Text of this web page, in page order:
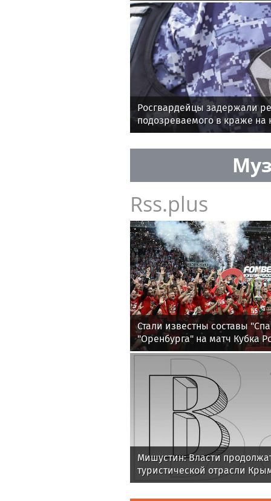
Росгвардейцы задержали
подозреваемого в краже на
Подмосковье
Rss.plus
Стали известны составы
"Оренбурга" на матч Кубка
Мишустин: Власти
туристической отрасли